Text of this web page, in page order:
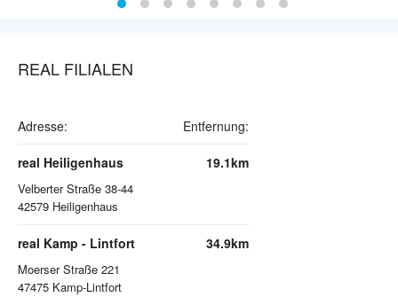
REAL FILIALEN
Adresse: Entfernung:
real Heiligenhaus
Velberter Straße 38-44
42579 Heiligenhaus
19.1km
real Kamp - Lintfort
Moerser Straße 221
47475 Kamp-Lintfort
34.9km